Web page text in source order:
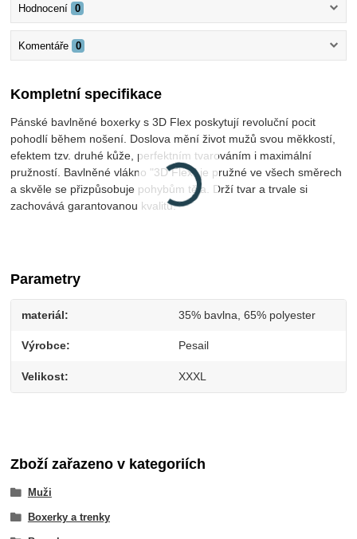
Hodnocení 0
Komentáře 0
Kompletní specifikace
Pánské bavlněné boxerky s 3D Flex poskytují revoluční pocit
pohodlí během nošení. Doslova mění život mužů svou měkkostí,
efektem tzv. druhé kůže, perfektním tvarováním i maximální
pružností. Bavlněné vlákno "3D Flex" je pružné ve všech směrech
a skvěle se přizpůsobuje pohybům těla. Drží tvar a trvale si
zachovává garantovanou kvalitu.
Parametry
materiál 35% bavlna, 65% polyester
Výrobce Pesail
Velikost XXXL
Zboží zařazeno v kategoriích
Muži
Boxerky a trenky